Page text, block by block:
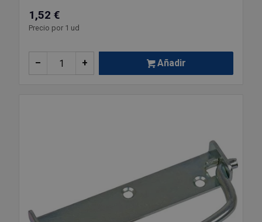
1,52 €
Precio por 1 ud
+
– Añadir